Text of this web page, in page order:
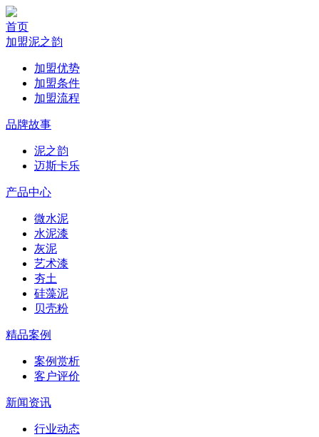
首页
加盟泥之韵
加盟优势
加盟条件
加盟流程
品牌故事
泥之韵
迈斯卡乐
产品中心
微水泥
水泥漆
灰泥
艺术漆
夯土
硅藻泥
贝壳粉
精品案例
案例赏析
客户评价
新闻资讯
行业动态